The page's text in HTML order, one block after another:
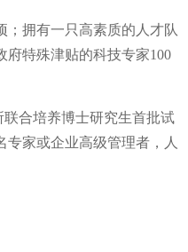
；拥有一只高素质的人才队
府特殊津贴的科技专家100
合培养博士研究生首批试
家或企业高级管理者，人